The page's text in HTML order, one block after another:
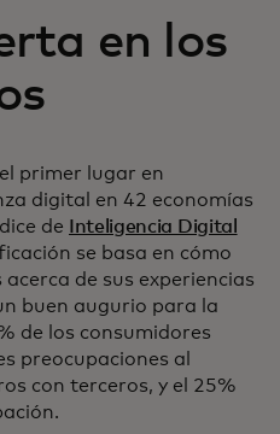
en los
primer lugar en
digital en 42 economías
de
Inteligencia Digital
se basa en cómo
de sus experiencias
buen augurio para la
de los consumidores
preocupaciones al
con terceros, y el 25%